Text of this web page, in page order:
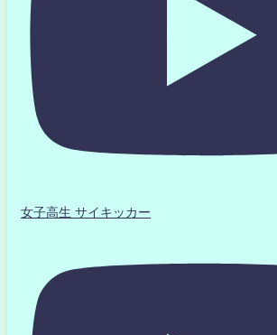
女子高生 サイキッカー